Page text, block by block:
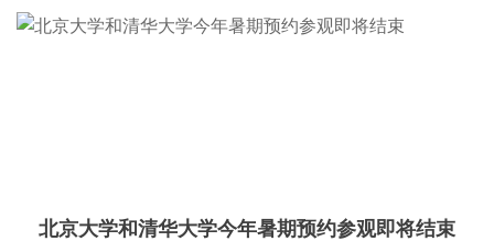
北京大学和清华大学今年暑期预约参观即将结束